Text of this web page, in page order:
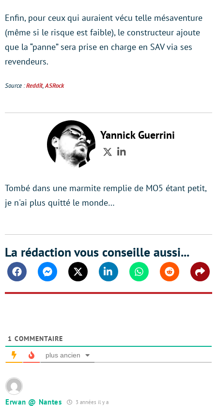
Enfin, pour ceux qui auraient vécu telle mésaventure
(même si le risque est faible), le constructeur ajoute
que la “panne” sera prise en charge en SAV via ses
revendeurs.
Source :Reddit,ASRock
Yannick Guerrini
TwitterLinkedIn
Tombé dans une marmite remplie de MO5 étant petit,
je n'ai plus quitté le monde…
La rédaction vous conseille aussi...
FacebookMessengerTwitter Linkedin WhatsappReddit
1 COMMENTAIRE
plus ancien
Erwan @ Nantes 3 années il y a